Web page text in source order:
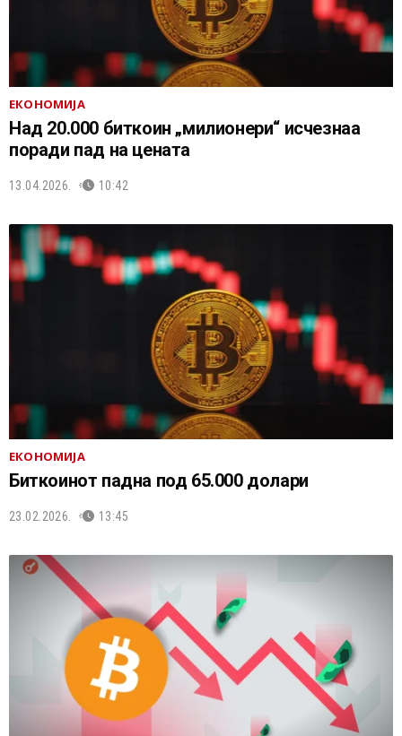
ЕКОНОМИЈА
Над 20.000 биткоин „милионери“ исчезнаа
поради пад на цената
13.04.2026. 10:42
ЕКОНОМИЈА
Биткоинот падна под 65.000 долари
23.02.2026. 13:45